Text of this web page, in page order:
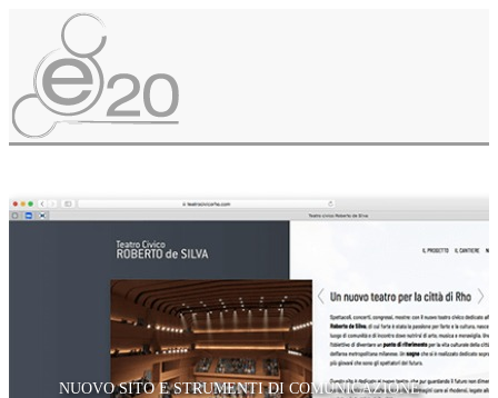
NUOVO SITO E STRUMENTI DI COMUNICAZIONE